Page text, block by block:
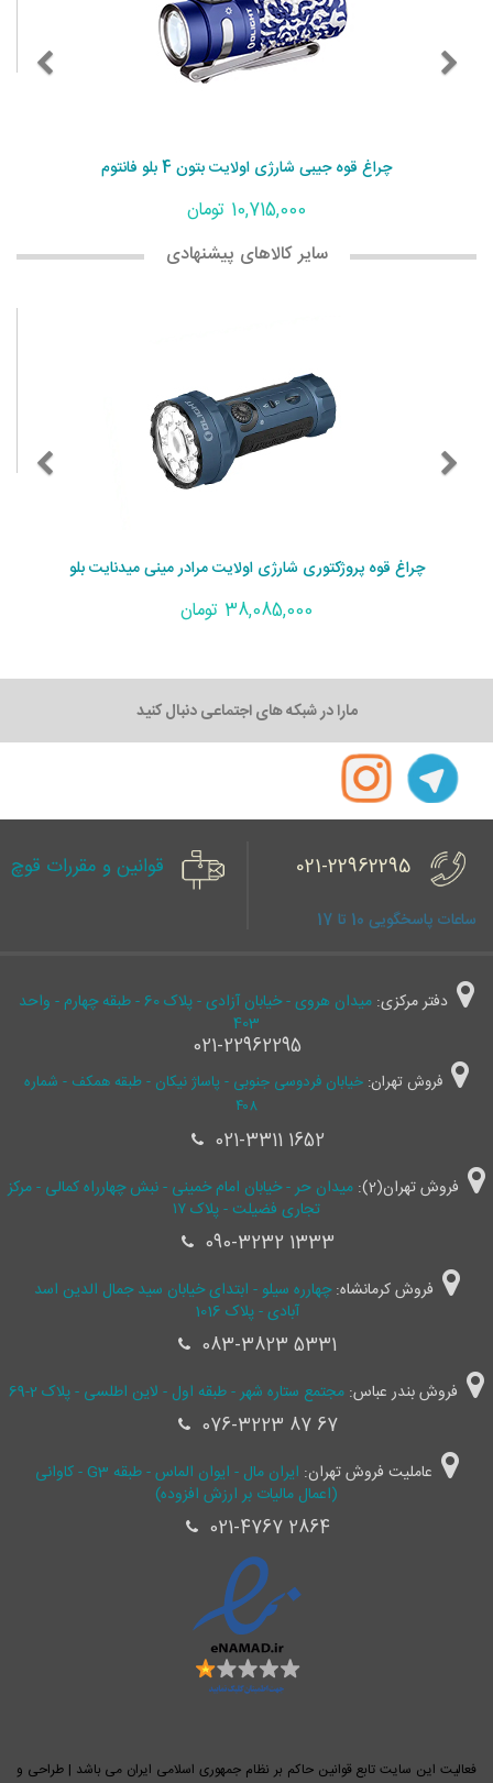
چراغ قوه جیبی شارژی اولایت بتون 4 بلو فانتوم
10,715,000 تومان
سایر کالاهای پیشنهادی
چراغ قوه پروژکتوری شارژی اولایت مرادر مینی میدنایت بلو
38,085,000 تومان
مارا در شبکه های اجتماعی دنبال کنید
021-22962295
ساعات پاسخگویی 10 تا 17
قوانین و مقررات قوچ
دفتر مرکزی:
میدان هروی - خیابان آزادی - پلاک 60 - طبقه چهارم - واحد
403
021-22962295
فروش تهران: خیابان فردوسی جنوبی - پاساژ نیکان - طبقه همکف - شماره
۴۰۸
021-3311 1652
فروش تهران(2):
میدان حر - خیابان امام خمینی - نبش چهارراه کمالی - مرکز
تجاری فضیلت - پلاک ۱۷
090-3232 1333
فروش کرمانشاه:چهارره سیلو - ابتدای خیابان سید جمال ‌الدین اسد
آبادی - پلاک 1016
083-3823 5331
فروش بندر عباس: مجتمع ستاره شهر - طبقه اول - لاین اطلسی - پلاک 2-69
076-3223 87 67
عاملیت فروش تهران:
ایران مال - ایوان الماس - طبقه G3 - کاوانی
(اعمال مالیات بر ارزش افزوده)
021-4767 2864
فعالیت این سایت تابع قوانین حاکم بر نظام جمهوری اسلامی ایران می باشد | طراحی و